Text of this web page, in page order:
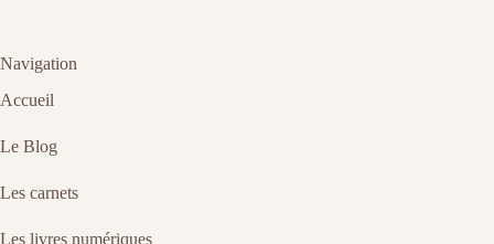
Navigation
Accueil
Le Blog
Les carnets
Les livres numériques